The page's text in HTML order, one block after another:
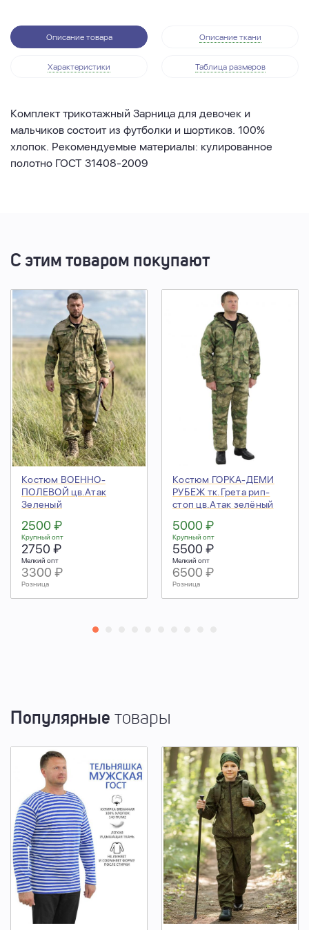
Описание товара Описание ткани
Характеристики Таблица размеров
Комплект трикотажный Зарница для девочек и
мальчиков состоит из футболки и шортиков. 100%
хлопок. Рекомендуемые материалы: кулированное
полотно ГОСТ 31408-2009
С этим товаром покупают
Костюм ВОЕННО-
ПОЛЕВОЙ цв.Атак
Зеленый
2500 ₽
Крупный опт
2750 ₽
Мелкий опт
3300 ₽
Розница
Костюм ГОРКА-ДЕМИ
РУБЕЖ тк.Грета рип-
стоп цв.Атак зелёный
5000 ₽
Крупный опт
5500 ₽
Мелкий опт
6500 ₽
Розница
Популярные товары